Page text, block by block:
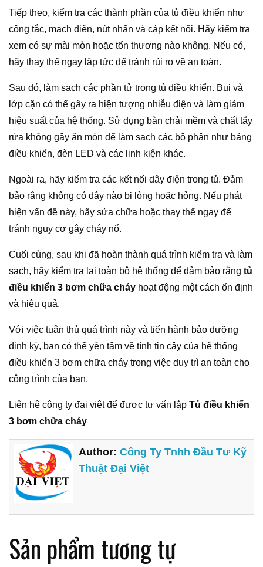
Tiếp theo, kiểm tra các thành phần của tủ điều khiển như
công tắc, mạch điện, nút nhấn và cáp kết nối. Hãy kiểm tra
xem có sự mài mòn hoặc tổn thương nào không. Nếu có,
hãy thay thế ngay lập tức để tránh rủi ro về an toàn.
Sau đó, làm sạch các phần tử trong tủ điều khiển. Bụi và
lớp cặn có thể gây ra hiện tượng nhiễu điện và làm giảm
hiệu suất của hệ thống. Sử dụng bàn chải mềm và chất tẩy
rửa không gây ăn mòn để làm sạch các bộ phận như bảng
điều khiển, đèn LED và các linh kiện khác.
Ngoài ra, hãy kiểm tra các kết nối dây điện trong tủ. Đảm
bảo rằng không có dây nào bị lỏng hoặc hỏng. Nếu phát
hiện vấn đề này, hãy sửa chữa hoặc thay thế ngay để
tránh nguy cơ gây cháy nổ.
Cuối cùng, sau khi đã hoàn thành quá trình kiểm tra và làm
sạch, hãy kiểm tra lại toàn bộ hệ thống để đảm bảo rằng tủ
điều khiển 3 bơm chữa cháy hoạt động một cách ổn định
và hiệu quả.
Với việc tuân thủ quá trình này và tiến hành bảo dưỡng
định kỳ, bạn có thể yên tâm về tính tin cậy của hệ thống
điều khiển 3 bơm chữa cháy trong việc duy trì an toàn cho
công trình của bạn.
Liên hệ công ty đại việt để được tư vấn lắp Tủ điều khiển
3 bơm chữa cháy
Author:Công Ty Tnhh Đầu Tư Kỹ
Thuật Đại Việt
Sản phẩm tương tự